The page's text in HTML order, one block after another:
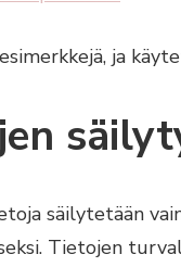
ja
säilytetään
Tietojen